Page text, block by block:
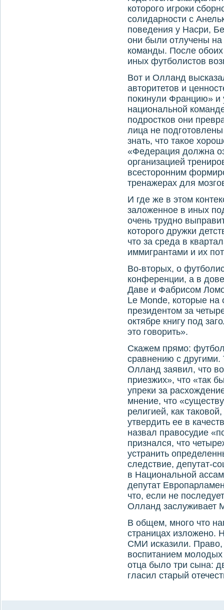
которого игроки
солидарности с
поведения у Насри,
они были отлучены на
команды. После
иных футболистов
Вот и Олланд
авторитетов и
покинули Францию» и
национальной
подростков они
лица не подготовлены
знать, что такое
«Федерация должна
организацией
всесторонним
тренажерах для
И где же в этом
заложенное в иных
очень трудно
которого дружки
что за среда в
иммигрантами и их
Во-вторых, о
конференции, а в
Даве и Фабрисом
Le Monde, которые на
президентом за
октябре книгу под
это говорить».
Скажем прямо:
сравнению с другими.
Олланд заявил, что
приезжих», что «так
упреки за
мнение, что
религией, как
утвердить ее в
назвал правосудие
признался, что
устранить
следствие, депутат-
в Национальной
депутат
что, если не
Олланд заслуживает
В общем, много что
страницах изложено.
СМИ исказили. Право,
воспитанием молодых
отца было три сына:
гласил старый